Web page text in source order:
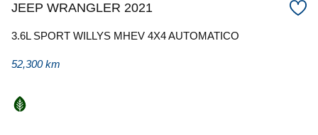
JEEP WRANGLER 2021
3.6L SPORT WILLYS MHEV 4X4 AUTOMATICO
52,300 km